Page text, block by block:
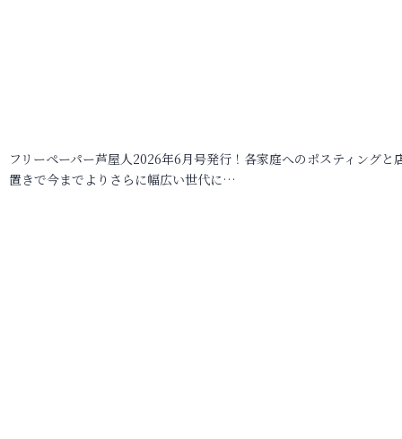
フリーペーパー芦屋人2026年6月号発行！各家庭へのポスティングと
置きで今までよりさらに幅広い世代に…